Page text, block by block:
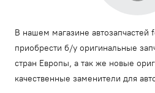
В нашем магазине
приобрести б/у оригинальные
стран Европы, а так же новые
качественные заменители для